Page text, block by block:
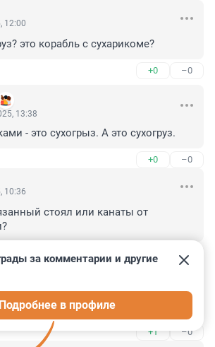
12:00
это корабль с сухарикоме?
+0 –0
13:38
- это сухогрыз. А это сухогруз.
+0 –0
10:36
стоял или канаты от
–0
+1 –0
за комментарии и другие
Подробнее в профиле